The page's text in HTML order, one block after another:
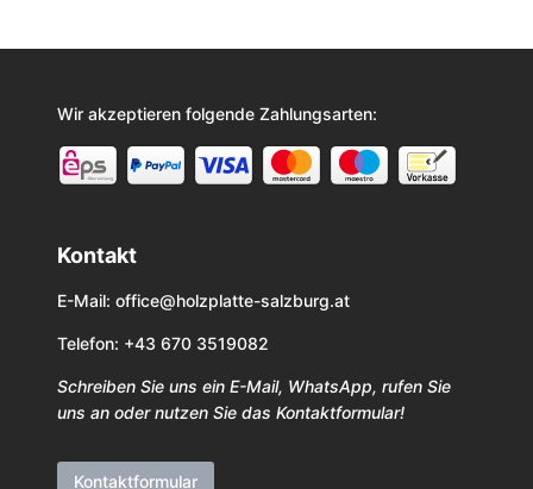
Wir akzeptieren folgende Zahlungsarten:
Kontakt
E-Mail: office@holzplatte-salzburg.at
Telefon: +43 670 3519082
Schreiben Sie uns ein E-Mail, WhatsApp, rufen Sie
uns an oder nutzen Sie das Kontaktformular!
Kontaktformular